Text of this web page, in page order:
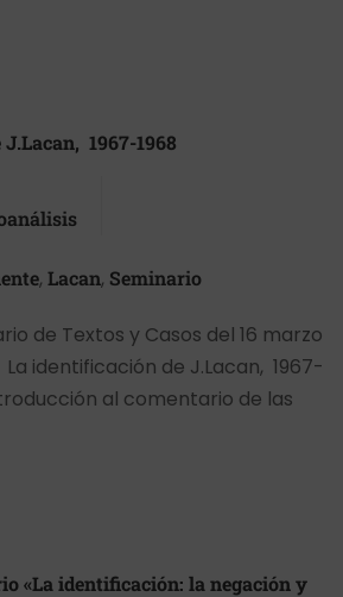
1967-1968
, Lacan, Seminario
de Textos y Casos del 16 marzo
identificación de J.Lacan, 1967-
al comentario de las
«La identificación: la negación y